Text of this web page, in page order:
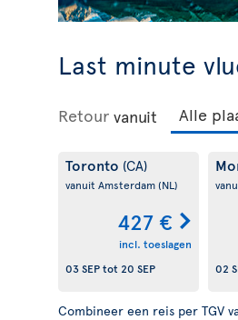
Last minute
Retour vanuit
Toronto (CA)
vanuit Amsterdam(NL)
427 €
incl. toeslagen
03 SEPtot 20 SEP
02
Combineer een reis per TGV